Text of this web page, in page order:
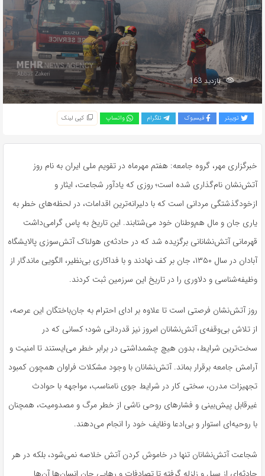
بازدید 163
توییتر فیسبوک تلگرام واتساپ کپی لینک
خبرگزاری مهر، گروه جامعه: هفتم مهرماه در تقویم ملی ایران به نام روز
آتش‌نشان نام‌گذاری شده است؛ روزی که یادآور شجاعت، ایثار و
ازخودگذشتگی مردانی است که با دلیرانه‌ترین اقدامات، در لحظه‌های خطر به
یاری جان و مال هم‌وطنان خود می‌شتابند. این تاریخ به پاس گرامی‌داشت
قهرمانی آتش‌نشانانی برگزیده شد که در حادثه‌ی هولناک آتش‌سوزی پالایشگاه
آبادان در سال ۱۳۵۰، جان بر کف نهادند و با فداکاری بی‌نظیر، الگویی ماندگار از
وظیفه‌شناسی و دلاوری را در تاریخ این سرزمین ثبت کردند.
روز آتش‌نشان فرصتی است تا علاوه بر ادای احترام به جان‌باختگان این عرصه،
از تلاش بی‌وقفه‌ی آتش‌نشانان امروز نیز قدردانی شود؛ کسانی که در
سخت‌ترین شرایط، بدون هیچ چشمداشتی در برابر خطر می‌ایستند تا امنیت و
آرامش جامعه برقرار بماند. آتش‌نشانان با وجود مشکلات فراوان همچون کمبود
تجهیزات مدرن، سختی کار در شرایط جوی نامناسب، مواجهه با حوادث
غیرقابل پیش‌بینی و فشارهای روحی ناشی از خطر مرگ و مصدومیت، همچنان
با روحیه‌ای استوار و بی‌ادعا وظایف خود را انجام می‌دهند.
شجاعت آتش‌نشانان تنها در خاموش کردن آتش خلاصه نمی‌شود، بلکه در هر
حادثه‌ای از سیل و زلزله گرفته تا تصادفات و رهایی جان انسان‌ها آن‌ها